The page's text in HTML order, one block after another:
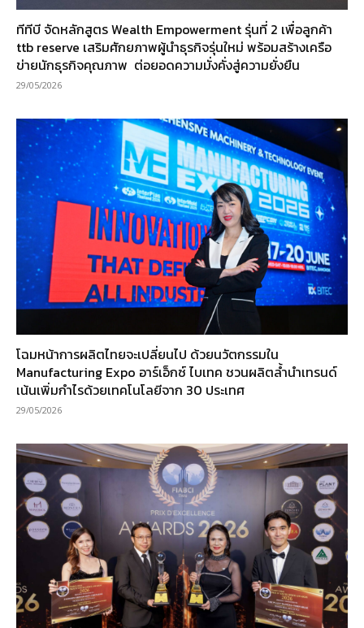
ทีทีบี จัดหลักสูตร Wealth Empowerment รุ่นที่ 2 เพื่อลูกค้า
ttb reserve เสริมศักยภาพผู้นำธุรกิจรุ่นใหม่ พร้อมสร้างเครือ
ข่ายนักธุรกิจคุณภาพ ต่อยอดความมั่งคั่งสู่ความยั่งยืน
29/05/2026
โฉมหน้าการผลิตไทยจะเปลี่ยนไป ด้วยนวัตกรรมใน
Manufacturing Expo อาร์เอ็กซ์ ไบเทค ชวนผลิตล้ำนำเทรนด์
เน้นเพิ่มกำไรด้วยเทคโนโลยีจาก 30 ประเทศ
29/05/2026